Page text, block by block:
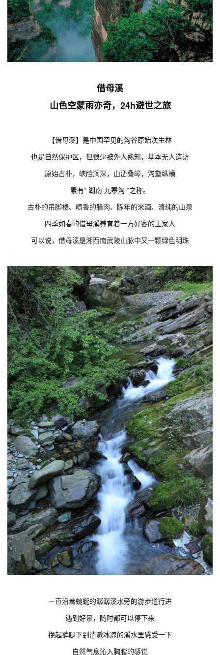
借母溪
山色空蒙雨亦奇，24h避世之旅
【借母溪】是中国罕见的沟谷原始次生林
也是自然保护区，但很少被外人熟知，基本无人造访
原始古朴，峡险涧深，山峦叠嶂，沟壑纵横
素有“ 湖南 九寨沟 ”之称。
古朴的吊脚楼、喷香的腊肉、陈年的米酒、清纯的山泉
四季如春的借母溪养育着一方好客的土家人
可以说，借母溪是湘西南武陵山脉中又一颗绿色明珠
一直沿着蜿蜒的潺潺溪水旁的游步道行进
遇到好景，随时都可以停下来
挽起裤腿下到清澈冰凉的溪水里感受一下
自然气息沁入胸膛的感觉